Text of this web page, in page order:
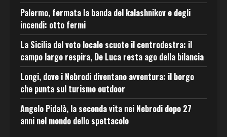
Palermo, fermata la banda del kalashnikov e degli
incendi: otto fermi
La Sicilia del voto locale scuote il centrodestra: il
campo largo respira, De Luca resta ago della bilancia
Longi, dove i Nebrodi diventano avventura: il borgo
che punta sul turismo outdoor
Angelo Pidalà, la seconda vita nei Nebrodi dopo 27
anni nel mondo dello spettacolo